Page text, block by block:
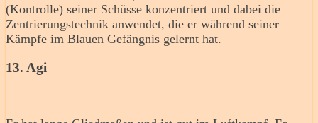
(Kontrolle) seiner Schüsse konzentriert und dabei die
Zentrierungstechnik anwendet, die er während seiner
Kämpfe im Blauen Gefängnis gelernt hat.
13. Agi